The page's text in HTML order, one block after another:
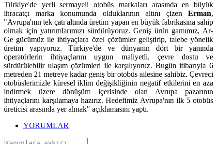
Türkiye'de yerli sermayeli otobüs markaları arasında en büyük
ihracatçı marka konumunda olduklarının altını çizen Erman,
"Avrupa'nın tek çatı altında üretim yapan en büyük fabrikasına sahip
olmak için yatırımlarımızı sürdürüyoruz. Geniş ürün gamımız, Ar-
Ge gücümüz ile ihtiyaçlara özel çözümler geliştirip, talebe yönelik
üretim yapıyoruz. Türkiye'de ve dünyanın dört bir yanında
operatörlerin ihtiyaçlarını uygun maliyetli, çevre dostu ve
sürdürülebilir ulaşım çözümleri ile karşılıyoruz. Bugün itibarıyla 6
metreden 21 metreye kadar geniş bir otobüs ailesine sahibiz. Çevreci
otobüslerimizle küresel iklim değişikliğinin negatif etkilerini en aza
indirmek üzere dönüşüm içerisinde olan Avrupa pazarının
ihtiyaçlarını karşılamaya hazırız. Hedefimiz Avrupa'nın ilk 5 otobüs
üreticisi arasında yer almak" açıklamasını yaptı.
YORUMLAR